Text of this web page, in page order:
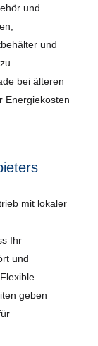
und
und
bei älteren
Energiekosten
mit lokaler
Ihr
und
Flexible
geben